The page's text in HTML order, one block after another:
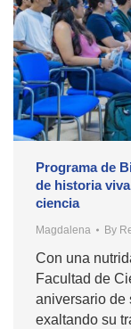
Programa de
de historia
ciencia
Magdalena By
Con una
Facultad de
aniversario de
exaltando su